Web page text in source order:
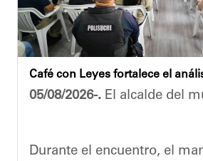
​"Tenemos un desafío en
Finalmente, el ministro de
Esta jornada ratifica el
05/08/2026-. El alcalde del
Durante el encuentro, el